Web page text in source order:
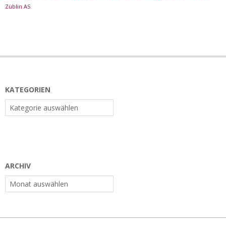
Züblin AS
KATEGORIEN
Kategorien
ARCHIV
Archiv